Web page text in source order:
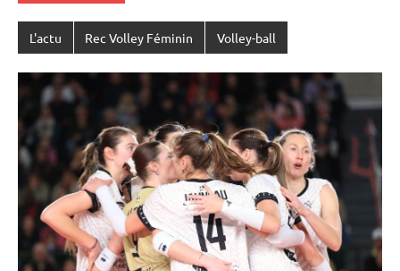
L'actu Rec Volley Féminin Volley-ball